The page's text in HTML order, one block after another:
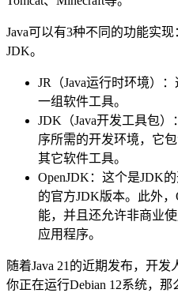
Java可以有3种不同的功能实现
JDK。
JR（Java运行时环境）
一组软件工具。
JDK（Java开发工具包
序所需的开发环境，它
其它软件工具。
OpenJDK：这个是JDK
的官方JDK版本。此外
能，并且还允许非商业
应用程序。
随着Java 21的近期发布，开
你正在运行Debian 12系统，